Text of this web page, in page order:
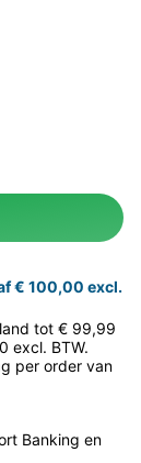
€ 100,00 excl.
tot € 99,99
excl. BTW.
per order van
Banking en